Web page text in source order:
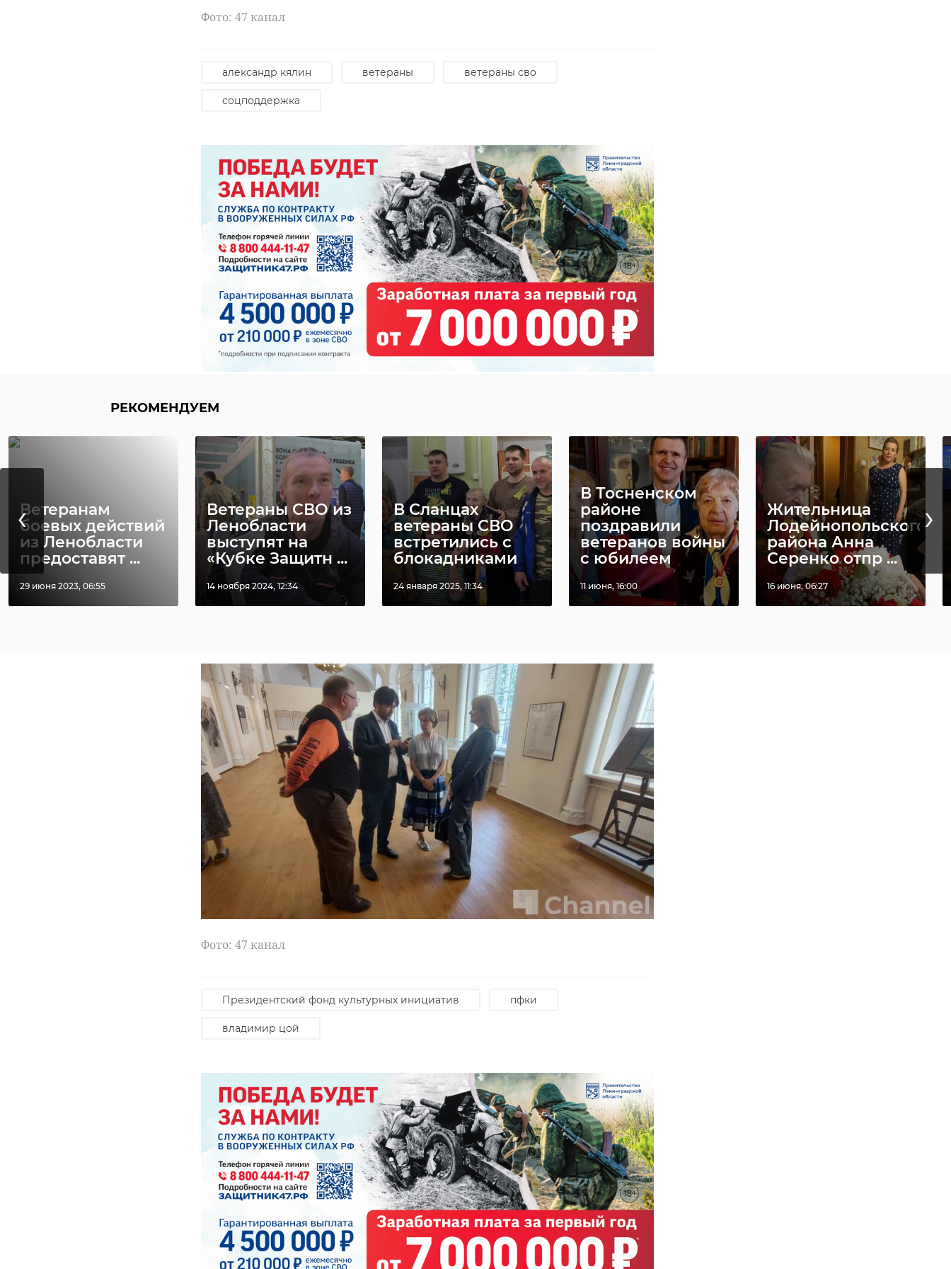
Фото: 47 канал
александр кялин ветераны ветераны сво
соцподдержка
РЕКОМЕНДУЕМ
Ветеранам
боевых действий
из Ленобласти
предоставят ...
29 июня 2023, 06:55
Ветераны СВО из
Ленобласти
выступят на
«Кубке Защитн ...
14 ноября 2024, 12:34
В Сланцах
ветераны СВО
встретились с
блокадниками
24 января 2025, 11:34
В Тосненском
районе
поздравили
ветеранов войны
с юбилеем
11 июня, 16:00
Жительница
Лодейнопольского
района Анна
Серенко отпр ...
16 июня, 06:27
‹ ›
Фото: 47 канал
Президентский фонд культурных инициатив пфки
владимир цой